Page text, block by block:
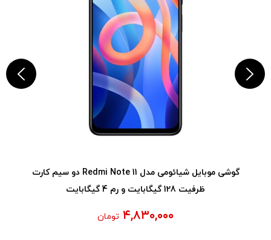
گوشی موبایل شیائومی مدل Redmi Note 11 دو سیم‌ کارت